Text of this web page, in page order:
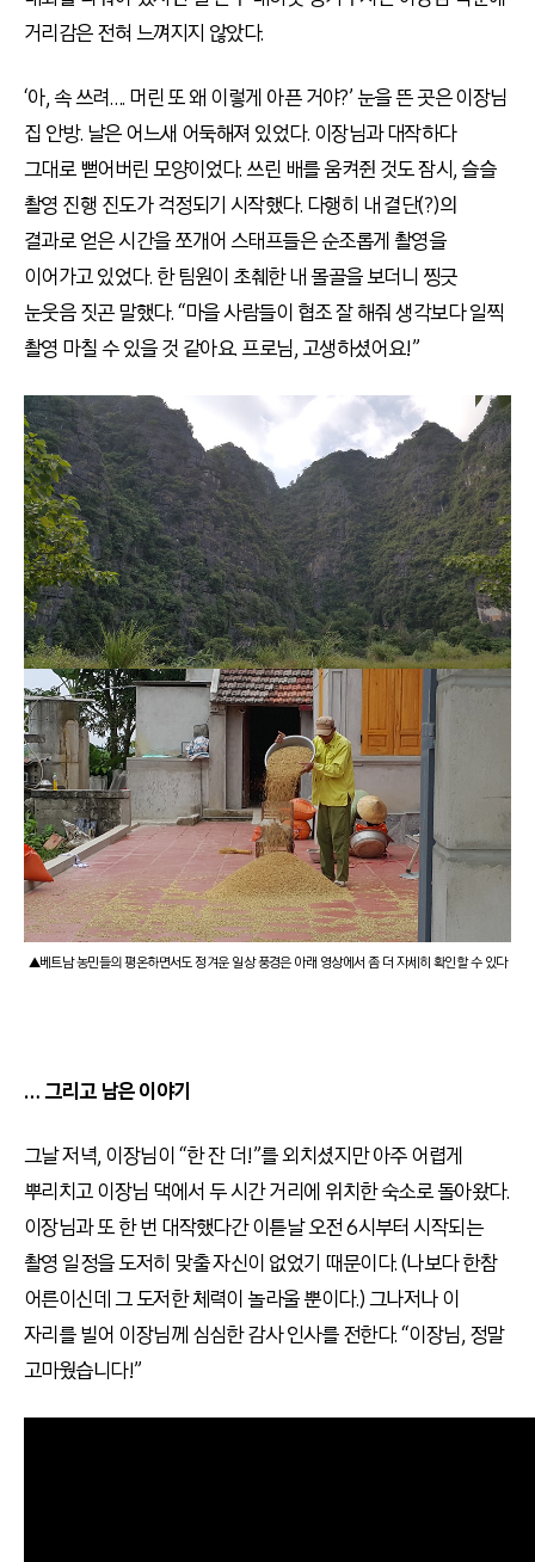
거리감은 전혀 느껴지지 않았다.
‘아, 속 쓰려…. 머린 또 왜 이렇게 아픈 거야?’ 눈을 뜬 곳은 이장님
집 안방. 날은 어느새 어둑해져 있었다. 이장님과 대작하다
그대로 뻗어버린 모양이었다. 쓰린 배를 움켜쥔 것도 잠시, 슬슬
촬영 진행 진도가 걱정되기 시작했다. 다행히 내 결단(?)의
결과로 얻은 시간을 쪼개어 스태프들은 순조롭게 촬영을
이어가고 있었다. 한 팀원이 초췌한 내 몰골을 보더니 찡긋
눈웃음 짓곤 말했다. “마을 사람들이 협조 잘 해줘 생각보다 일찍
촬영 마칠 수 있을 것 같아요. 프로님, 고생하셨어요!”
▲베트남 농민들의 평온하면서도 정겨운 일상 풍경은 아래 영상에서 좀 더 자세히 확인할 수 있다
… 그리고 남은 이야기
그날 저녁, 이장님이 “한 잔 더!”를 외치셨지만 아주 어렵게
뿌리치고 이장님 댁에서 두 시간 거리에 위치한 숙소로 돌아왔다.
이장님과 또 한 번 대작했다간 이튿날 오전 6시부터 시작되는
촬영 일정을 도저히 맞출 자신이 없었기 때문이다. (나보다 한참
어른이신데 그 도저한 체력이 놀라울 뿐이다.) 그나저나 이
자리를 빌어 이장님께 심심한 감사 인사를 전한다. “이장님, 정말
고마웠습니다!”